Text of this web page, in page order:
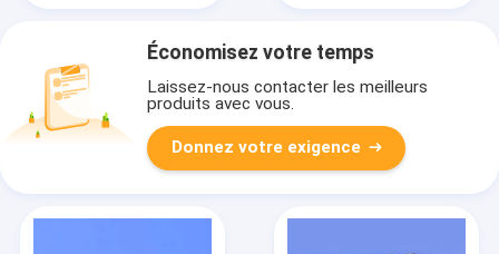
Économisez votre temps
Laissez-nous contacter les meilleurs
produits avec vous.
Donnez votre exigence